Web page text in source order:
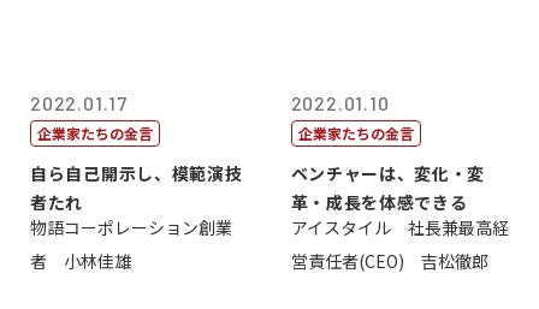
2022.01.17
企業家たちの金言
自ら自己開示し、模範演技
者たれ
物語コーポレーション創業
者 小林佳雄
2022.01.10
企業家たちの金言
ベンチャーは、変化・変
革・成長を体感できる
アイスタイル 社長兼最高経
営責任者(CEO) 吉松徹郎